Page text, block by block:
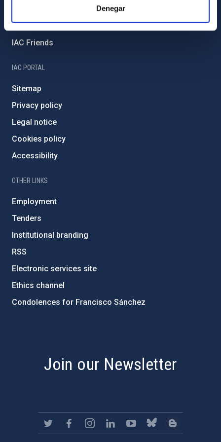
Denegar
Severo Ochoa Programme
IAC Friends
IAC PORTAL
Sitemap
Privacy policy
Legal notice
Cookies policy
Accessibility
OTHER LINKS
Employment
Tenders
Institutional branding
RSS
Electronic services site
Ethics channel
Condolences for Francisco Sánchez
Join our Newsletter